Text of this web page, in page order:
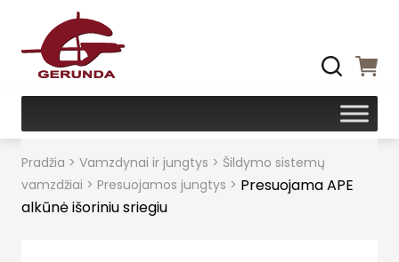
Pradžia > Vamzdynai ir jungtys > Šildymo sistemų
vamzdžiai > Presuojamos jungtys > Presuojama APE
alkūnė išoriniu sriegiu